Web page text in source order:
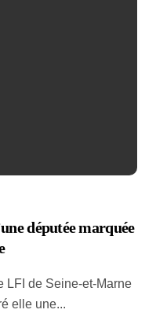
députée marquée
elle une...